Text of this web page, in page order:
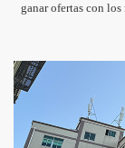
ganar ofertas con los